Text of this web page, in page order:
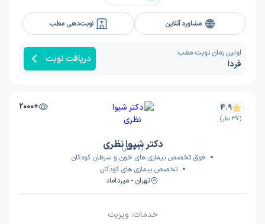
مشاوره آنلاین نوبت‌دهی مطب
اولین زمان نوبت مطب:
فردا دریافت نوبت
(37 نظر)
+2000 4.9
(37 نظر)
دکتر شیوا نظری
فوق تخصص بیماری های خون و سرطان کودکان
تخصص بیماری های کودکان
تهران - میرداماد
خدمات:ویزیت